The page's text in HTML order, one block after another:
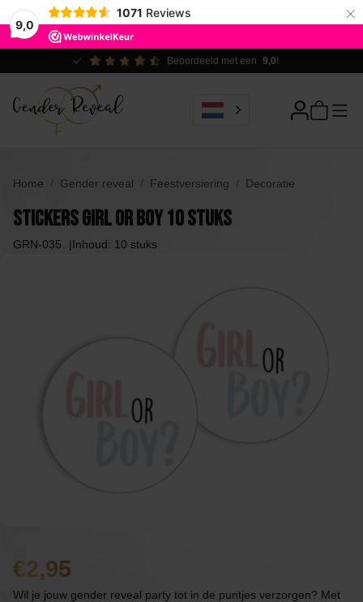
9,0
1071 Reviews ×
Ecologisch verantwoord
Home Gender reveal Feestversiering Decoratie
Stickers Girl or Boy 10 stuks
GRN-035 Inhoud: 10 stuks
2,95
Wil je jouw gender reveal party tot in de puntjes verzorgen? Met